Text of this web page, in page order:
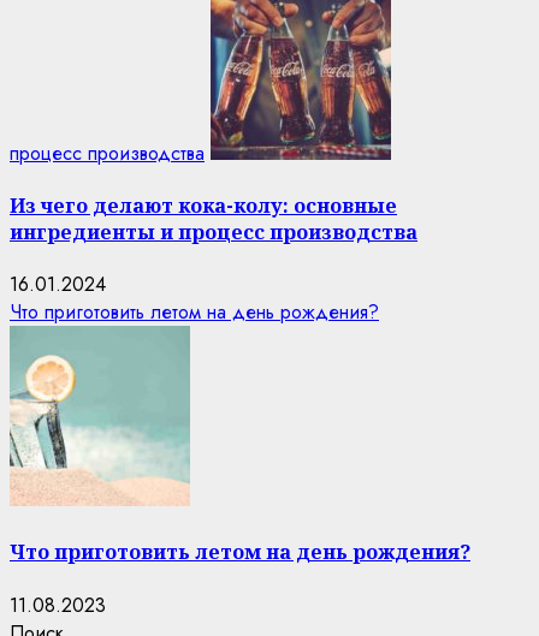
процесс производства
Из чего делают кока-колу: основные
ингредиенты и процесс производства
16.01.2024
Что приготовить летом на день рождения?
Что приготовить летом на день рождения?
11.08.2023